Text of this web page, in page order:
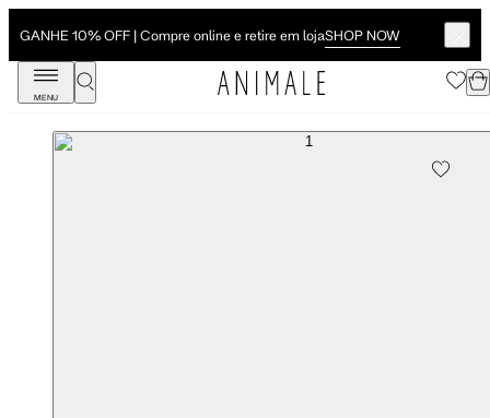
GANHE 10% OFF | Compre online e retire em lojaSHOP NOW
MENU